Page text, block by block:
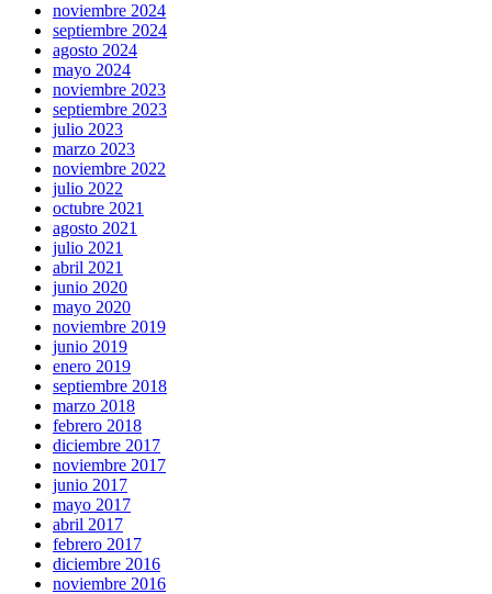
noviembre 2024
septiembre 2024
agosto 2024
mayo 2024
noviembre 2023
septiembre 2023
julio 2023
marzo 2023
noviembre 2022
julio 2022
octubre 2021
agosto 2021
julio 2021
abril 2021
junio 2020
mayo 2020
noviembre 2019
junio 2019
enero 2019
septiembre 2018
marzo 2018
febrero 2018
diciembre 2017
noviembre 2017
junio 2017
mayo 2017
abril 2017
febrero 2017
diciembre 2016
noviembre 2016